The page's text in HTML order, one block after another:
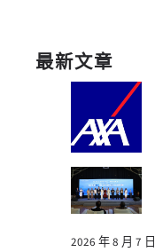
最新文章
2026 年 8 月 7 日